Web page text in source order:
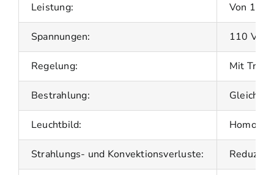
Leistung: Von 150
Spannungen: 110 V –
Regelung: Mit
Bestrahlung:
Leuchtbild:
Strahlungs- und Konvektionsverluste: